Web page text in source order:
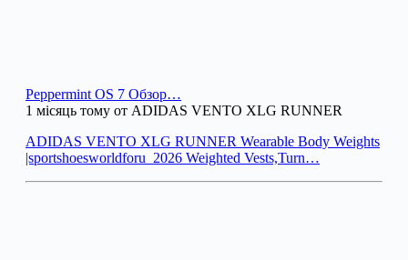
Peppermint OS 7 Обзор…
1 місяць тому от ADIDAS VENTO XLG RUNNER
ADIDAS VENTO XLG RUNNER Wearable Body Weights
|sportshoesworldforu_2026 Weighted Vests,Turn…